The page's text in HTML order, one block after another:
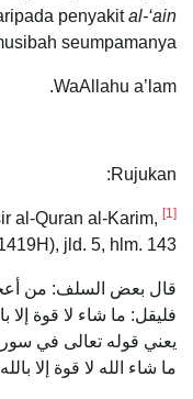
penyakital-‘ain
seumpamanya.
WaAllahu a’lam.
Rujukan:
[1]
al-Quran al-Karim,
jld. 5, hlm. 143.
قال بعض السلف: من
فليقل: ما شاء لا قوة إلا
ما شاء الله لا قوة إلا